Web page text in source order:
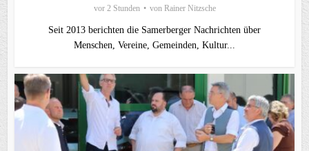
vor 2 Stunden von Rainer Nitzsche
Seit 2013 berichten die Samerberger Nachrichten über
Menschen, Vereine, Gemeinden, Kultur...